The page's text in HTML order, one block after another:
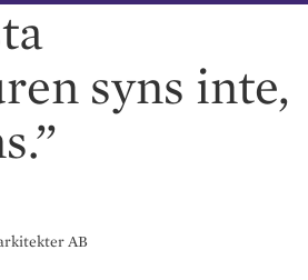
syns inte,
AB